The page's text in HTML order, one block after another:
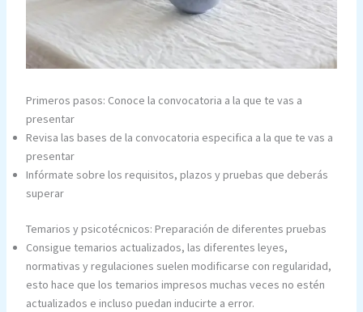
Primeros pasos: Conoce la convocatoria a la que te vas a
presentar
Revisa las bases de la convocatoria especifica a la que te vas a
presentar
Infórmate sobre los requisitos, plazos y pruebas que deberás
superar
Temarios y psicotécnicos: Preparación de diferentes pruebas
Consigue temarios actualizados, las diferentes leyes,
normativas y regulaciones suelen modificarse con regularidad,
esto hace que los temarios impresos muchas veces no estén
actualizados e incluso puedan inducirte a error.